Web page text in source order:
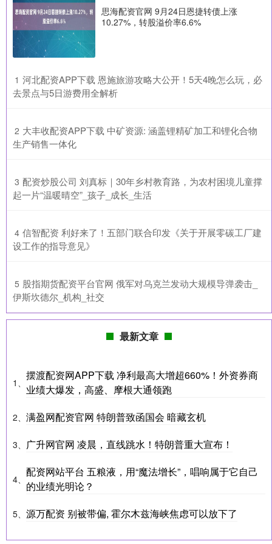
思海配资官网 9月24日恩捷转债上涨
10.27%，转股溢价率6.6%
1 ​河北配资APP下载 恩施旅游攻略大公开！5天4晚怎么玩，必
去景点与5日游费用全解析
2 ​大丰收配资APP下载 中矿资源: 涵盖锂精矿加工和锂化合物
生产销售一体化
3 ​配资炒股公司 刘真标｜30年乡村教育路，为农村困境儿童撑
起一片“温暖晴空”_孩子_成长_生活
4 ​信智配资 利好来了！五部门联合印发《关于开展零碳工厂建
设工作的指导意见》
5 ​股指期货配资平台官网 俄军对乌克兰发动大规模导弹袭击_
伊斯坎德尔_机构_社交
最新文章
1、
摆渡配资网APP下载 净利最高大增超660%！外资券商
业绩大爆发，高盛、摩根大通领跑
2、 满盈网配资官网 特朗普致函国会 暗藏玄机
3、 广升网官网 凌晨，直线跳水！特朗普重大宣布！
4、
配资网站平台 五粮液，用“魔法增长”，唱响属于它自己
的业绩光明论？
5、 源万配资 别被带偏, 霍尔木兹海峡焦虑可以放下了